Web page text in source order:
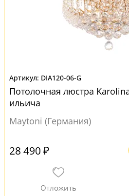
DIA120-06-G
Потолочная люстра
ильича
Maytoni (Германия)
28 490 ₽